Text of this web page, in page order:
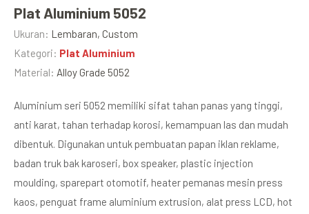
Plat Aluminium 5052
Ukuran: Lembaran, Custom
Kategori: Plat Aluminium
Material: Alloy Grade 5052
Aluminium seri 5052 memiliki sifat tahan panas yang tinggi,
anti karat, tahan terhadap korosi, kemampuan las dan mudah
dibentuk. Digunakan untuk pembuatan papan iklan reklame,
badan truk bak karoseri, box speaker, plastic injection
moulding, sparepart otomotif, heater pemanas mesin press
kaos, penguat frame aluminium extrusion, alat press LCD, hot